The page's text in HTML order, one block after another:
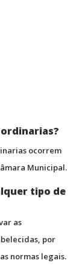
ocorrem
Municipal.
tipo de
as
por
normas legais.